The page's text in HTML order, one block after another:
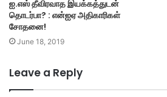
ஐ.எஸ் தீவிரவாத இயக்கத்துடன்
தொடர்பா? : என்ஐஏ அதிகாரிகள்
சோதனை!
June 18, 2019
Leave a Reply